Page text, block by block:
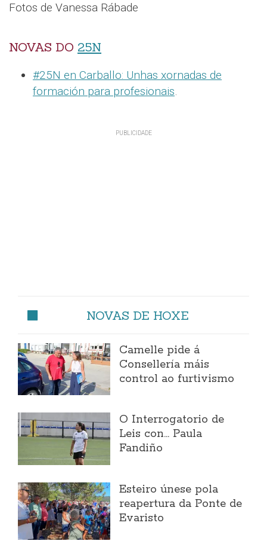
Fotos de Vanessa Rábade
NOVAS DO 25N
#25N en Carballo: Unhas xornadas de
formación para profesionais.
NOVAS DE HOXE
Camelle pide á
Consellería máis
control ao furtivismo
O Interrogatorio de
Leis con... Paula
Fandiño
Esteiro únese pola
reapertura da Ponte de
Evaristo